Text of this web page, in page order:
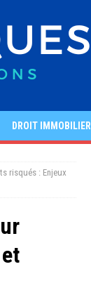
DROIT IMMOBILIER
risqués : Enjeux